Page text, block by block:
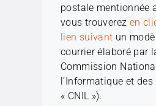
postale mentionnée
vous trouverez en
lien suivant un
courrier élaboré par
Commission
l’Informatique et
« CNIL »).